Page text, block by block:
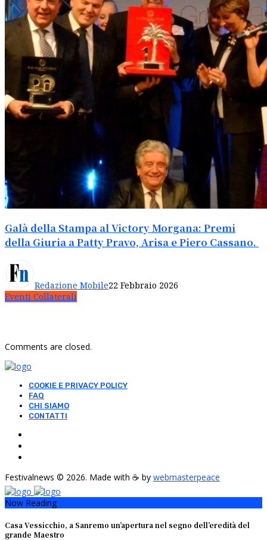
Galà della Stampa al Victory Morgana: Premi
della Giuria a Patty Pravo, Arisa e Piero Cassano.
Redazione Mobile22 Febbraio 2026
Eventi Collaterali
Comments are closed.
COOKIE E PRIVACY POLICY
FAQ
CHI SIAMO
CONTATTI
Festivalnews © 2026. Made with ☕ by webmasterpeace
Now Reading
Casa Vessicchio, a Sanremo un’apertura nel segno dell’eredità del
grande Maestro